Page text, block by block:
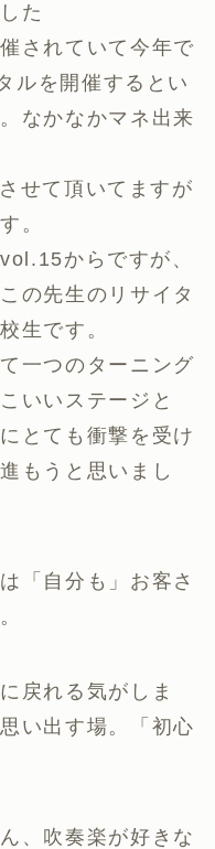
た
されていて今年で
ルを開催するとい
なかなかマネ出来
せて頂いてますが
。
からですが、
の先生のリサイタ
生です。
一つのターニング
いいステージと
にとても衝撃を受け
もうと思いまし
「自分も」お客さ
戻れる気がしま
い出す場。「初心
、吹奏楽が好きな